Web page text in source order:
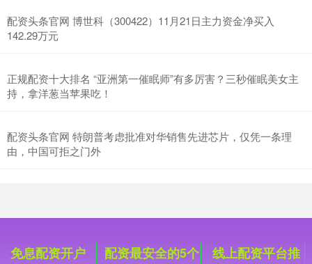
配资头条官网 博世科（300422）11月21日主力资金净买入
142.29万元
正规配资十大排名 “亚洲第一催眠师”有多厉害？三秒催眠美女主
持，拿洋葱当苹果吃！
配资头条官网 特朗普考虑批准对华销售先进芯片，仅凭一条理
由，中国可拒之门外
免息配资开户
配资最安全的5个
线上配资平台推